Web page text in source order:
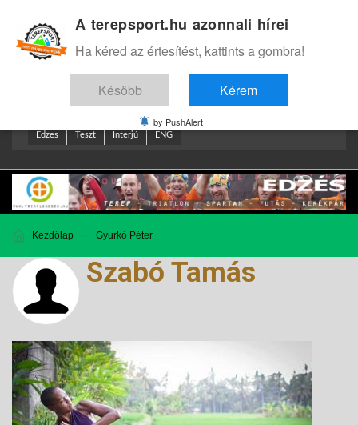
Edzes Teszt Interjú ENG
Kezdőlap Gyurkó Péter
Szabó Tamás
A terepsport.hu azonnali hírei
Ha kéred az értesítést, kattints a gombra!
Késöbb Kérem
by PushAlert